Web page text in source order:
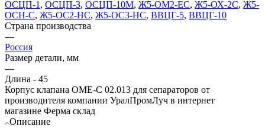
ОСЦП-1 , ОСЦП-3, ОСЦП-10М, Ж5-ОМ2-ЕС, Ж5-ОХ-2С, Ж5-
ОСН-С, Ж5-ОС2-НС, Ж5-ОС3-НС, ВВЦГ-5, ВВЦГ-10
Страна производства
—
Россия
Размер детали, мм
—
Длина - 45
Корпус клапана ОМЕ-С 02.013 для сепараторов от
производителя компании УралПромЛуч в интернет
магазине Ферма склад
Описание